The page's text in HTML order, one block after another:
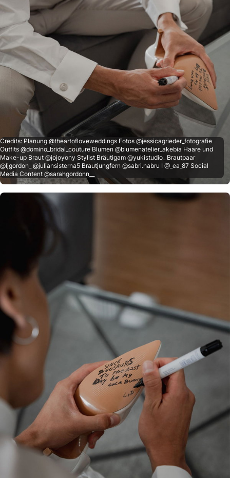
Credits: Planung @theartofloveweddings Fotos @jessicagrieder_fotografie
Outfits @domino_bridal_couture Blumen @blumenatelier_akebia Haare und
Make-up Braut @jojoyony Stylist Bräutigam @yukistudio_ Brautpaar
@ljgordon_ @juliansisterna5 Brautjungfern @sabri.nabru I @_ea_87 Social
Media Content @sarahgordonn__